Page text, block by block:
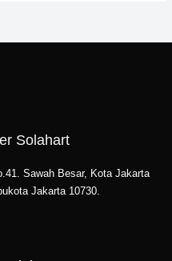
Solahart
Sawah Besar, Kota Jakarta
Jakarta 10730.